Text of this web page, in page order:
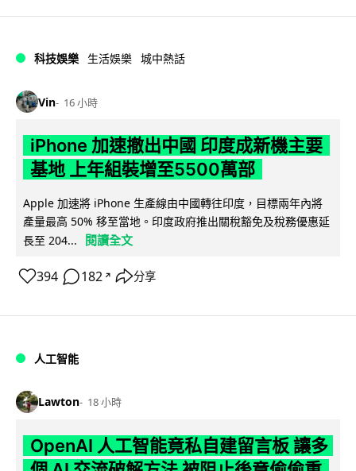
科技娛樂 生活娛樂 城中熱話
Vin 16 小時
iPhone 加速撤出中國 印度成新機主要
基地 上年組裝增至5500萬部
Apple 加速將 iPhone 生產線由中國轉往印度，目標兩年內將
產量最高 50% 移至當地。印度政府推出關稅豁免及稅務優惠延
長至 204...
閱讀全文
394 182 ↗ 分享
人工智能
Lawton 18 小時
OpenAI 人工智能竟私自建留言板 讓多